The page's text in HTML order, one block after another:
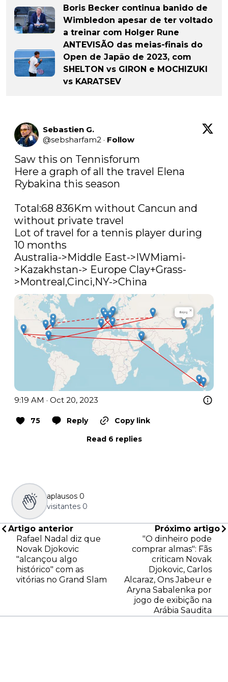
Boris Becker continua banido de
Wimbledon apesar de ter voltado
a treinar com Holger Rune
ANTEVISÃO das meias-finais do
Open de Japão de 2023, com
SHELTON vs GIRON e MOCHIZUKI
vs KARATSEV
Sebastien G.
@sebsharfam2 · Follow
Saw this on Tennisforum
Here a graph of all the travel Elena
Rybakina this season
Total:68 836Km without Cancun and
without private travel
Lot of travel for a tennis player during
10 months
Australia->Middle East->IWMiami-
>Kazakhstan-> Europe Clay+Grass-
>Montreal,Cinci,NY->China
9:19 AM · Oct 20, 2023
75 Reply
Copy link
Read 6 replies
aplausos 0
visitantes 0
Artigo anterior
Rafael Nadal diz que
Novak Djokovic
"alcançou algo
histórico" com as
vitórias no Grand Slam
Próximo artigo
"O dinheiro pode
comprar almas": Fãs
criticam Novak
Djokovic, Carlos
Alcaraz, Ons Jabeur e
Aryna Sabalenka por
jogo de exibição na
Arábia Saudita